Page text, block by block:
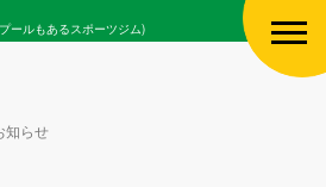
ールもあるスポーツジム)
知らせ